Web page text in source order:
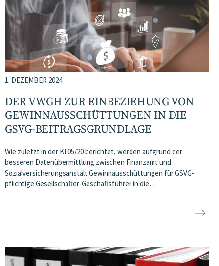
1. DEZEMBER 2024
DER VWGH ZUR EINBEZIEHUNG VON
GEWINNAUSSCHÜTTUNGEN IN DIE
GSVG-BEITRAGSGRUNDLAGE
Wie zuletzt in der KI 05/20 berichtet, werden aufgrund der
besseren Datenübermittlung zwischen Finanzamt und
Sozialversicherungsanstalt Gewinnausschüttungen für GSVG-
pflichtige Gesellschafter-Geschäftsführer in die…